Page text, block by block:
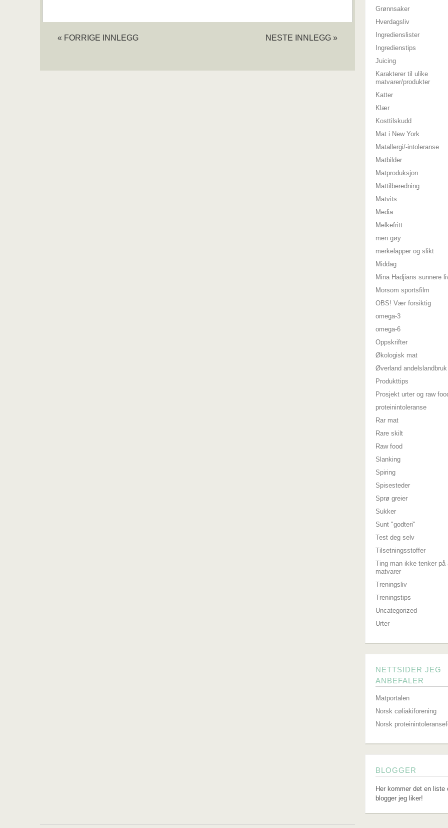
« FORRIGE INNLEGG NESTE INNLEGG »
Grønnsaker
Hverdagsliv
Ingredienslister
Ingredienstips
Juicing
Karakterer til ulike
matvarer/produkter
Katter
Klær
Kosttilskudd
Mat i New York
Matallergi/-intoleranse
Matbilder
Matproduksjon
Mattilberedning
Matvits
Media
Melkefritt
men gøy
merkelapper og slikt
Middag
Mina Hadjians sunnere
Morsom sportsfilm
OBS! Vær forsiktig
omega-3
omega-6
Oppskrifter
Økologisk mat
Øverland andelslandbruk
Produkttips
Prosjekt urter og raw
proteinintoleranse
Rar mat
Rare skilt
Raw food
Slanking
Spiring
Spisesteder
Sprø greier
Sukker
Sunt "godteri"
Test deg selv
Tilsetningsstoffer
Ting man ikke tenker på
matvarer
Treningsliv
Treningstips
Uncategorized
Urter
NETTSIDER JEG
ANBEFALER
Matportalen
Norsk cøliakiforening
Norsk
BLOGGER
Her kommer det en liste
blogger jeg liker!